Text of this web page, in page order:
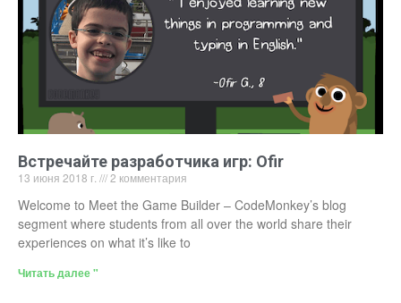
Встречайте разработчика игр: Ofir
13 июня 2018 г. 2 комментария
Welcome to Meet the Game Builder – CodeMonkey’s blog
segment where students from all over the world share their
experiences on what it’s like to
Читать далее "